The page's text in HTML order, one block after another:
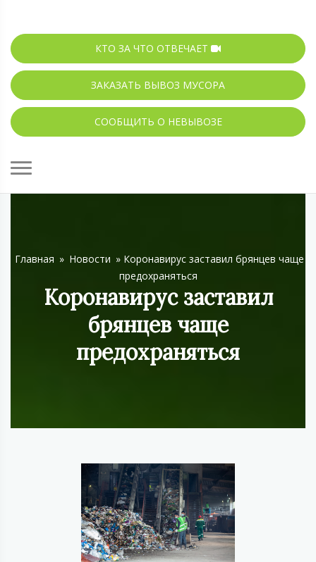
КТО ЗА ЧТО ОТВЕЧАЕТ
ЗАКАЗАТЬ ВЫВОЗ МУСОРА
СООБЩИТЬ О НЕВЫВОЗЕ
Главная » Новости » Коронавирус заставил брянцев чаще
предохраняться
Коронавирус заставил
брянцев чаще
предохраняться